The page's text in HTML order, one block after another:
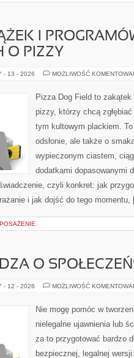
I
O PIZZY
- 13 - 2026 MOŻLIWOŚĆ
Pizza Dog Field to
pizzy, którzy chcą
tym kultowym plackiem.
odsłonie, ale także o
wypieczonym ciastem,
dodatkami dopasowanymi
czyli konkret: jak
i jak dojść do tego
O
- 12 - 2026 MOŻLIWOŚĆ
Nie mogę pomóc w
nielegalne ujawnienia lub
za to przygotować bardzo
bezpiecznej, legalnej